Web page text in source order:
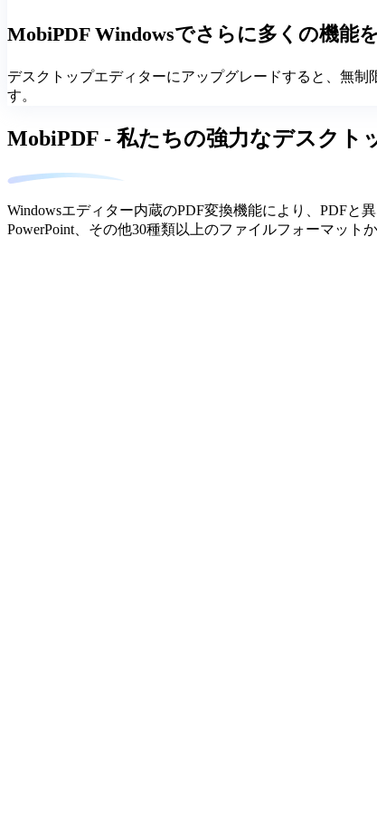
MobiPDF Windowsでさらに多くの機能を
デスクトップエディターにアップグレードすると、無
す。
MobiPDF - 私たちの強力なデスクト
Windowsエディター内蔵のPDF変換機能により、PDFと
PowerPoint、その他30種類以上のファイルフォーマット